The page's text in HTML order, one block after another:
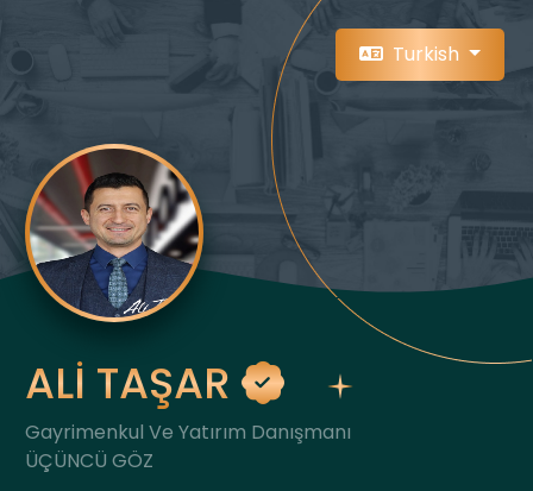
Turkish
ALİ TAŞAR
Gayrimenkul Ve Yatırım Danışmanı
ÜÇÜNCÜ GÖZ